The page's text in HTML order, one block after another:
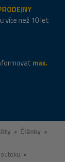
více než 10 let
max.
• Články •
•